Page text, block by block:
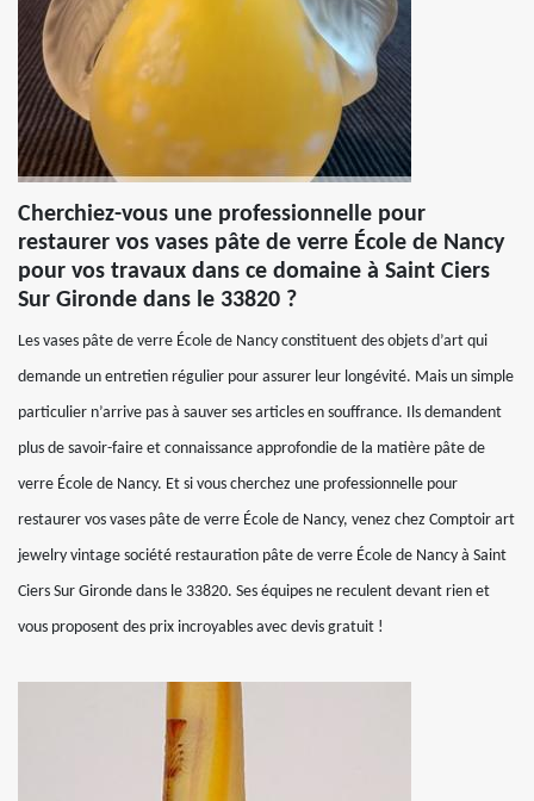
Cherchiez-vous une professionnelle pour
restaurer vos vases pâte de verre École de Nancy
pour vos travaux dans ce domaine à Saint Ciers
Sur Gironde dans le 33820 ?
Les vases pâte de verre École de Nancy constituent des objets d’art qui
demande un entretien régulier pour assurer leur longévité. Mais un simple
particulier n’arrive pas à sauver ses articles en souffrance. Ils demandent
plus de savoir-faire et connaissance approfondie de la matière pâte de
verre École de Nancy. Et si vous cherchez une professionnelle pour
restaurer vos vases pâte de verre École de Nancy, venez chez Comptoir art
jewelry vintage société restauration pâte de verre École de Nancy à Saint
Ciers Sur Gironde dans le 33820. Ses équipes ne reculent devant rien et
vous proposent des prix incroyables avec devis gratuit !